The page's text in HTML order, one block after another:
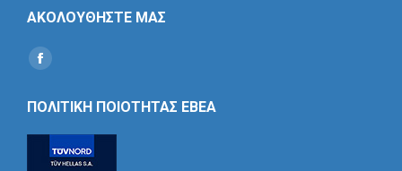
ΑΚΟΛΟΥΘΗΣΤΕ ΜΑΣ
Find us on:
Social
ΠΟΛΙΤΙΚΗ ΠΟΙΟΤΗΤΑΣ ΕΒΕΑ